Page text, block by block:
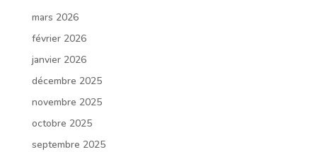
mars 2026
février 2026
janvier 2026
décembre 2025
novembre 2025
octobre 2025
septembre 2025